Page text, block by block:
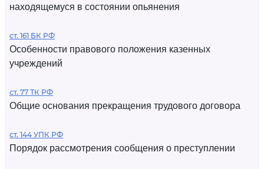
находящемуся в состоянии опьянения
ст. 161 БК РФ
Особенности правового положения казенных
учреждений
ст. 77 ТК РФ
Общие основания прекращения трудового договора
ст. 144 УПК РФ
Порядок рассмотрения сообщения о преступлении